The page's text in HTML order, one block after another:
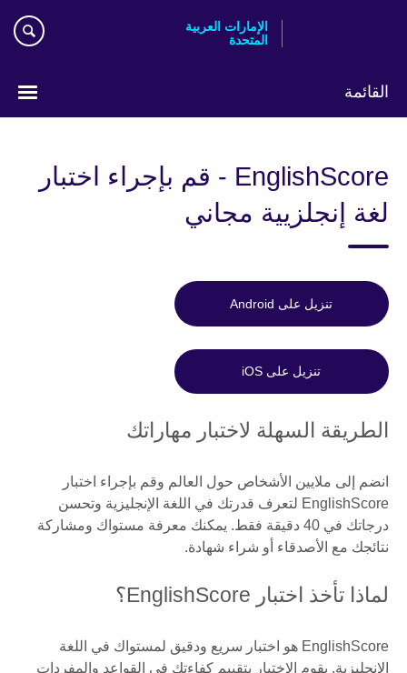
الإمارات العربية
المتحدة
القائمة
EnglishScore - قم بإجراء اختبار
لغة إنجلزيية مجاني
تنزيل على Android
تنزيل على iOS
الطريقة السهلة لاختبار مهاراتك
انضم إلى ملايين الأشخاص حول العالم وقم بإجراء اختبار
EnglishScore لتعرف قدرتك في اللغة الإنجليزية وتحسن
درجاتك في 40 دقيقة فقط. يمكنك معرفة مستواك ومشاركة
نتائجك مع الأصدقاء أو شراء شهادة.
لماذا تأخذ اختبار EnglishScore؟
EnglishScore هو اختبار سريع ودقيق لمستواك في اللغة
الإنجليزية. يقوم الاختبار بتقييم كفاءتك في القواعد والمفردات